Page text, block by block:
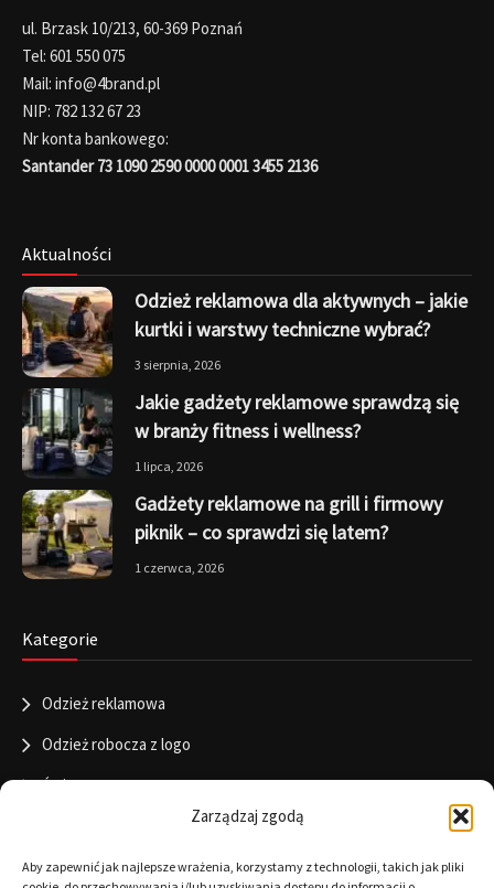
Zarządzaj zgodą
Aby zapewnić jak najlepsze wrażenia, korzystamy z technologii, takich jak pliki
ul. Brzask 10/213, 60-369 Poznań
Tel: 601 550 075
Mail: info@4brand.pl
NIP: 782 132 67 23
Nr konta bankowego:
Santander 73 1090 2590 0000 0001 3455 2136
Aktualności
Odzież reklamowa dla aktywnych – jakie
kurtki i warstwy techniczne wybrać?
3 sierpnia, 2026
Jakie gadżety reklamowe sprawdzą się
w branży fitness i wellness?
1 lipca, 2026
Gadżety reklamowe na grill i firmowy
piknik – co sprawdzi się latem?
1 czerwca, 2026
Kategorie
Odzież reklamowa
Odzież robocza z logo
Święta
Informacje